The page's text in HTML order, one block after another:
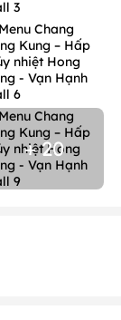
+ 20